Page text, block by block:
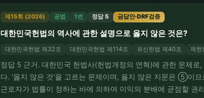
제15회 (2026) 공법 1번 정답 5 금답안·DRF검증
대한민국헌법의 역사에 관한 설명으로 옳지 않은 것은?
대한민국헌법 제32조 대한민국헌법 제114조 유신헌법 제40조 제헌
정답 5 근거. 대한민국 헌법사(헌법개정의 연혁)에 관한 문제
다. '옳지 않은 것'을 고르는 문제이며, 옳지 않은 지문은 ⑤이
근로자가 법률이 정하는 바에 의하여 이익의 분배에 균점할